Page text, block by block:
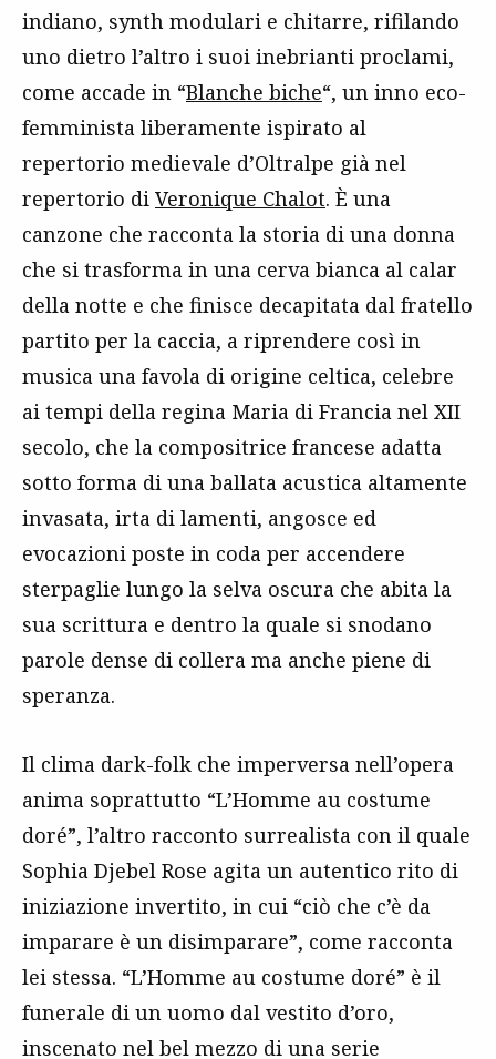
indiano, synth modulari e chitarre, rifilando
uno dietro l’altro i suoi inebrianti proclami,
come accade in “Blanche biche“, un inno eco-
femminista liberamente ispirato al
repertorio medievale d’Oltralpe già nel
repertorio di Veronique Chalot. È una
canzone che racconta la storia di una donna
che si trasforma in una cerva bianca al calar
della notte e che finisce decapitata dal fratello
partito per la caccia, a riprendere così in
musica una favola di origine celtica, celebre
ai tempi della regina Maria di Francia nel XII
secolo, che la compositrice francese adatta
sotto forma di una ballata acustica altamente
invasata, irta di lamenti, angosce ed
evocazioni poste in coda per accendere
sterpaglie lungo la selva oscura che abita la
sua scrittura e dentro la quale si snodano
parole dense di collera ma anche piene di
speranza.
Il clima dark-folk che imperversa nell’opera
anima soprattutto “L’Homme au costume
doré”, l’altro racconto surrealista con il quale
Sophia Djebel Rose agita un autentico rito di
iniziazione invertito, in cui “ciò che c’è da
imparare è un disimparare”, come racconta
lei stessa. “L’Homme au costume doré” è il
funerale di un uomo dal vestito d’oro,
inscenato nel bel mezzo di una serie